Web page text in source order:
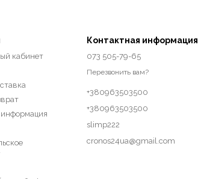
кабинет
информация
Контактная информация
073 505-79-65
Перезвонить вам?
+380963503500
+380963503500
slimp222
cronos24ua@gmail.com